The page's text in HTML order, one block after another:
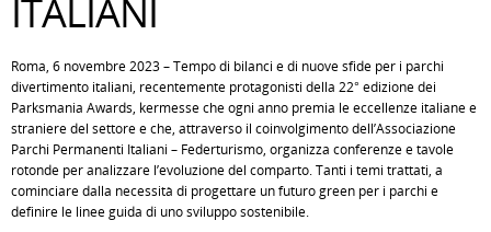
ITALIANI
Roma, 6 novembre 2023 – Tempo di bilanci e di nuove sfide per i parchi
divertimento italiani, recentemente protagonisti della 22° edizione dei
Parksmania Awards, kermesse che ogni anno premia le eccellenze italiane e
straniere del settore e che, attraverso il coinvolgimento dell’Associazione
Parchi Permanenti Italiani – Federturismo, organizza conferenze e tavole
rotonde per analizzare l’evoluzione del comparto. Tanti i temi trattati, a
cominciare dalla necessità di progettare un futuro green per i parchi e
definire le linee guida di uno sviluppo sostenibile.